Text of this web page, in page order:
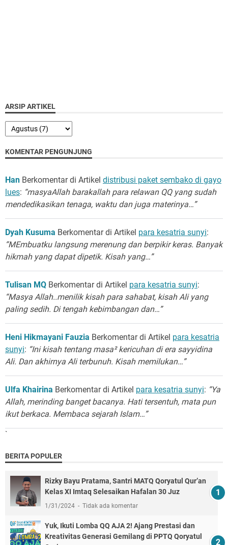
ARSIP ARTIKEL
KOMENTAR PENGUNJUNG
Han Berkomentar di Artikel distribusi paket sembako di gayo
lues: “masyaAllah barakallah para relawan QQ yang sudah
mendedikasikan tenaga, waktu dan juga materinya…”
Dyah Kusuma Berkomentar di Artikel para kesatria sunyi:
“MEmbuatku langsung merenung dan berpikir keras. Banyak
hikmah yang dapat dipetik. Kisah yang…”
Tulisan MQ Berkomentar di Artikel para kesatria sunyi:
“Masya Allah..menilik kisah para sahabat, kisah Ali yang
paling sedih. Di tengah kebimbangan dan…”
Heni Hikmayani Fauzia Berkomentar di Artikel para kesatria
sunyi: “Ini kisah tentang masa² kericuhan di era sayyidina
Ali. Dan akhirnya Ali terbunuh. Kisah memilukan…”
Ulfa Khairina Berkomentar di Artikel para kesatria sunyi: “Ya
Allah, merinding banget bacanya. Hati tersentuh, mata pun
ikut berkaca. Membaca sejarah Islam…”
`
BERITA POPULER
Rizky Bayu Pratama, Santri MATQ Qoryatul Qur’an
Kelas XI Imtaq Selesaikan Hafalan 30 Juz
1/31/2024 Tidak ada komentar
Yuk, Ikuti Lomba QQ AJA 2! Ajang Prestasi dan
Kreativitas Generasi Gemilang di PPTQ Qoryatul